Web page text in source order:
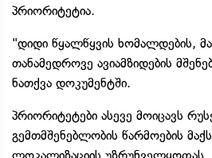
პრიორიტეტია.
"დიდი წყალწყვის ხომალდების,
თანამედროვე ავიამზიდების
ნათქვა დოკუმენტში.
პრიორიტეტები ასევე მოიცავს
გემთმშენებლობის წარმოების